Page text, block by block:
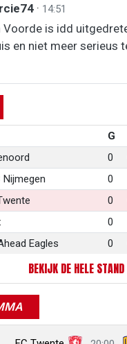
· 14:51
Voorde is idd
en niet meer serieus
G
0
Nijmegen 0
0
0
Eagles 0
BEKIJK DE HELE STAND